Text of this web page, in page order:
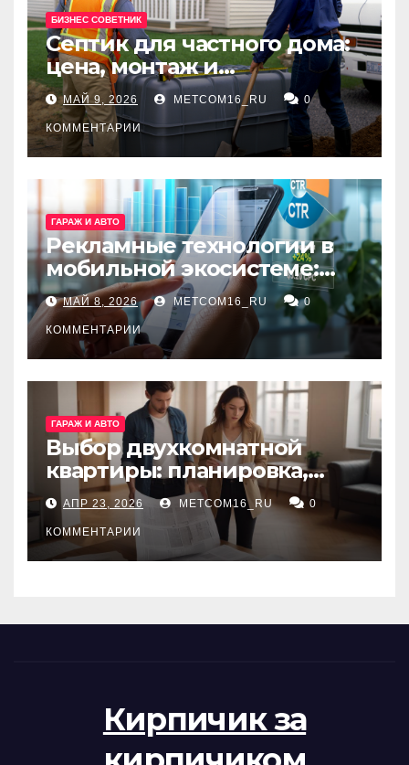
БИЗНЕС СОВЕТНИК
Септик для частного дома:
цена, монтаж и
организация автономной
канализации
МАЙ 9, 2026 METCOM16_RU 0
КОММЕНТАРИИ
ГАРАЖ И АВТО
Рекламные технологии в
мобильной экосистеме:
ключевые сервисы и
принципы работы
МАЙ 8, 2026 METCOM16_RU 0
КОММЕНТАРИИ
ГАРАЖ И АВТО
Выбор двухкомнатной
квартиры: планировка,
состояние жилья и
проверка документов
АПР 23, 2026 METCOM16_RU 0
КОММЕНТАРИИ
Кирпичик за